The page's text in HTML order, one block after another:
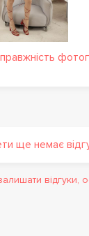
ще немає
відгуки,